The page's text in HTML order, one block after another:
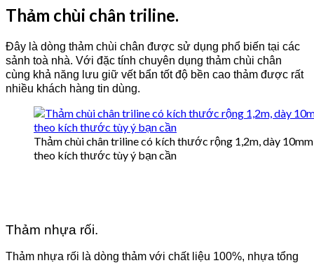
Thảm chùi chân triline.
Đây là dòng thảm chùi chân được sử dụng phổ biến tại các
sảnh toà nhà. Với đặc tính chuyên dụng thảm chùi chân
cùng khả năng lưu giữ vết bẩn tốt độ bền cao thảm được rất
nhiều khách hàng tin dùng.
Thảm chùi chân triline có kích thước rộng 1,2m, dày
theo kích thước tùy ý bạn cần
Thảm nhựa rối.
Thảm nhựa rối là dòng thảm với chất liệu 100%, nhựa tổng